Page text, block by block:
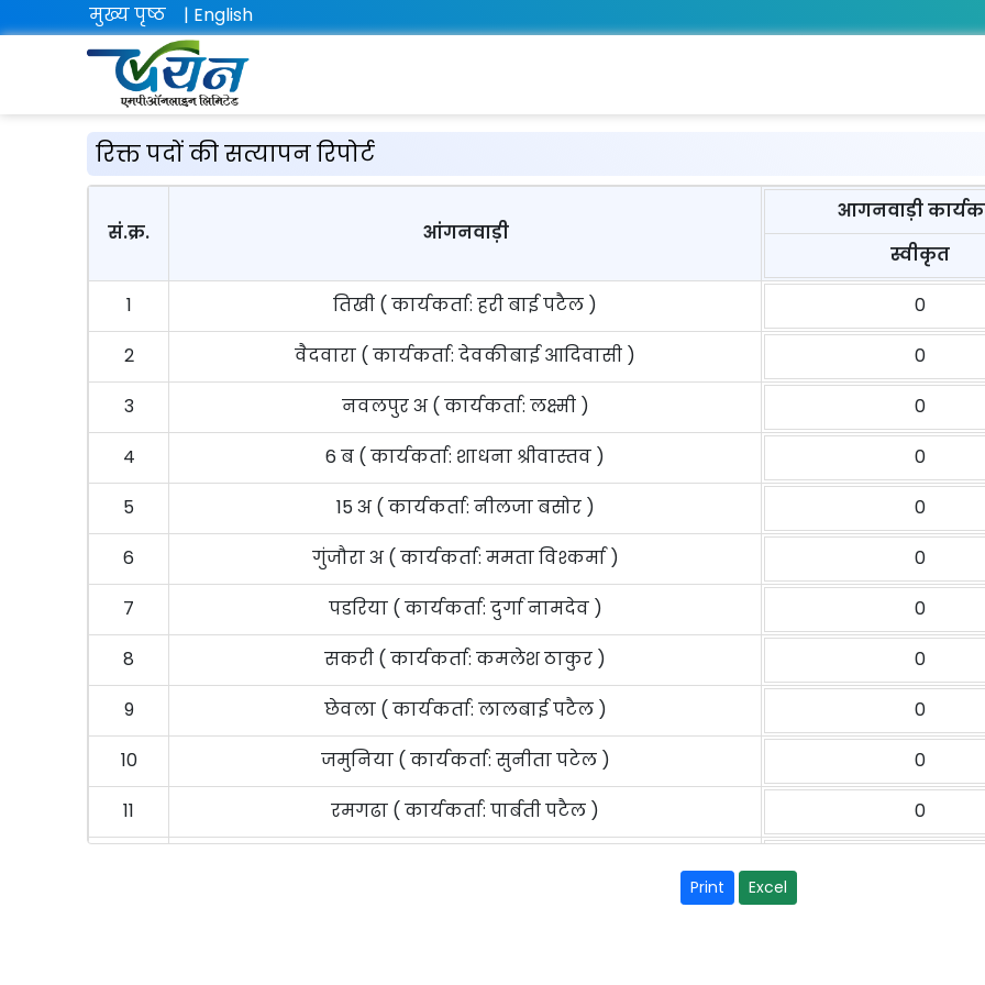
मुख्य पृष्ठ | English
रिक्त पदों की सत्यापन रिपोर्ट
सं.क्र. आंगनवाड़ी
आगनवाड़ी
स्वीकृत
1
तिखी ( कार्यकर्ता: हरी बाई पटैल ) 0
2
वैदवारा ( कार्यकर्ता: देवकीबाई आदिवासी ) 0
3
नवलपुर अ ( कार्यकर्ता: लक्ष्मी ) 0
4
6 ब ( कार्यकर्ता: शाधना श्रीवास्तव ) 0
5
15 अ ( कार्यकर्ता: नीलजा बसोर ) 0
6
गुंजौरा अ ( कार्यकर्ता: ममता विश्कर्मा ) 0
7
पडरिया ( कार्यकर्ता: दुर्गा नामदेव ) 0
8
सकरी ( कार्यकर्ता: कमलेश ठाकुर ) 0
9
छेवला ( कार्यकर्ता: लालबाई पटैल ) 0
10
जमुनिया ( कार्यकर्ता: सुनीता पटेल ) 0
11
रमगढा ( कार्यकर्ता: पार्बती पटैल ) 0